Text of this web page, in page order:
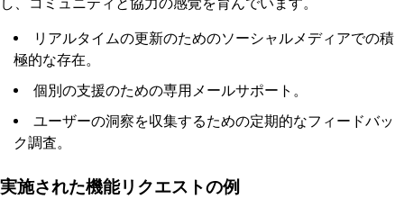
リアルタイムの更新のためのソーシャルメディアでの積
極的な存在。
個別の支援のための専用メールサポート。
ユーザーの洞察を収集するための定期的なフィードバッ
ク調査。
実施された機能リクエストの例